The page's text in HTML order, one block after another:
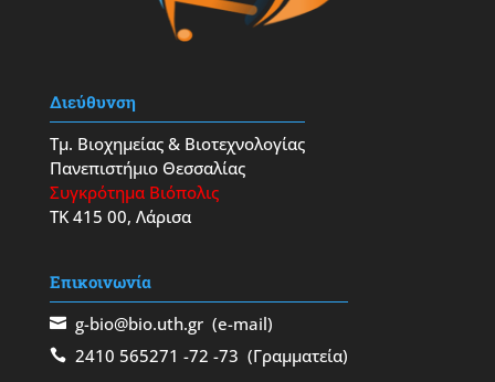
Διεύθυνση
Τμ. Βιοχημείας & Βιοτεχνολογίας
Πανεπιστήμιο Θεσσαλίας
Συγκρότημα Βιόπολις
ΤΚ 415 00, Λάρισα
Επικοινωνία
g-bio@bio.uth.gr(e-mail)
2410 565271 -72 -73 (Γραμματεία)